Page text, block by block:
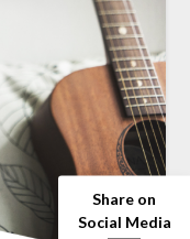
Share on
Social Media